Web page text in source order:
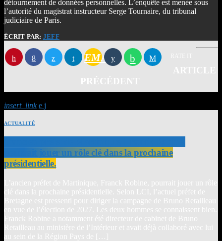
détournement de données personnelles. L’enquête est menée sous
l’autorité du magistrat instructeur Serge Tournaire, du tribunal
judiciaire de Paris.
ÉCRIT PAR: JEFF
EMAIL RATE IT
ARTICLE
PRÉCÉDENT
insert_link
ACTUALITÉ
pourrait jouer un rôle clé dans la prochaine
présidentielle.
L’ancien préfet de Martinique, Franck Robine, pourrait jouer un rôle
clé dans la prochaine présidentielle. Selon LCI, l’actuel préfet de
Bretagne est pressenti pour diriger la campagne de Bruno Retailleau
en vue de l’élection de 2027. Les deux hommes se connaissent bien.
Franck Robine a notamment été directeur de cabinet de Bruno
Retailleau au ministère de l’Intérieur et avait déjà collaboré avec lui
au sein de la Région Pays de […]